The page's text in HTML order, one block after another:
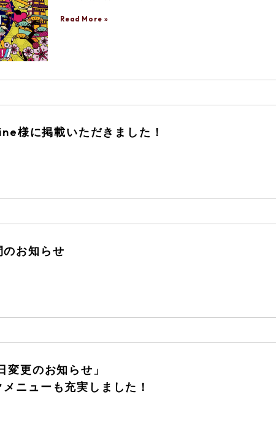
Read More »
様に掲載いただきました！
お知らせ
変更のお知らせ」
ニューも充実しました！